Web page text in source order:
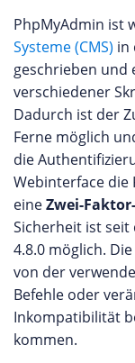
PhpMyAdmin ist
Systeme (CMS) in
geschrieben und
verschiedener
Dadurch ist der
Ferne möglich
die
Webinterface die
eineZwei-
Sicherheit ist
4.8.0 möglich.
von der
Befehle oder
Inkompatibilität
kommen.